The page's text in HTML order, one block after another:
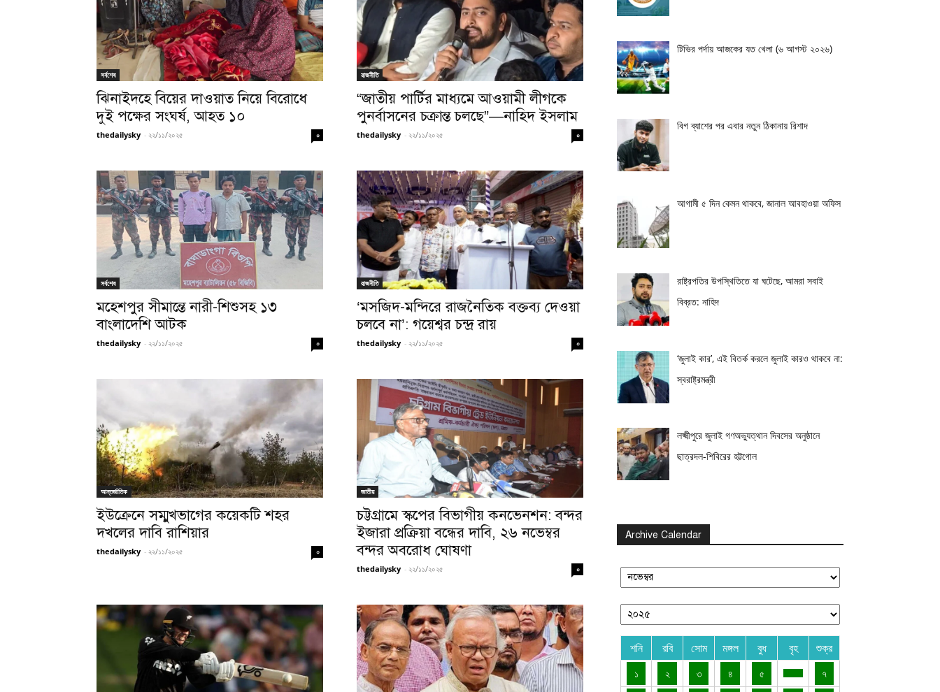
সর্বশেষ
ঝিনাইদহে বিয়ের দাওয়াত নিয়ে বিরোধে
দুই পক্ষের সংঘর্ষ, আহত ১০
thedailysky - ২২/১১/২০২৫ ০
রাজনীতি
“জাতীয় পার্টির মাধ্যমে আওয়ামী লীগকে
পুনর্বাসনের চক্রান্ত চলছে”—নাহিদ ইসলাম
thedailysky - ২২/১১/২০২৫ ০
সর্বশেষ
মহেশপুর সীমান্তে নারী-শিশুসহ ১৩
বাংলাদেশি আটক
thedailysky - ২২/১১/২০২৫ ০
রাজনীতি
‘মসজিদ-মন্দিরে রাজনৈতিক বক্তব্য দেওয়া
চলবে না’: গয়েশ্বর চন্দ্র রায়
thedailysky - ২২/১১/২০২৫ ০
আন্তর্জাতিক
ইউক্রেনে সম্মুখভাগের কয়েকটি শহর
দখলের দাবি রাশিয়ার
thedailysky - ২২/১১/২০২৫ ০
জাতীয়
চট্টগ্রামে স্কপের বিভাগীয় কনভেনশন: বন্দর
ইজারা প্রক্রিয়া বন্ধের দাবি, ২৬ নভেম্বর
বন্দর অবরোধ ঘোষণা
thedailysky - ২২/১১/২০২৫ ০
টিভির পর্দায় আজকের যত খেলা (৬ আগস্ট ২০২৬)
বিগ ব্যাশের পর এবার নতুন ঠিকানায় রিশাদ
আগামী ৫ দিন কেমন থাকবে, জানাল আবহাওয়া অফিস
রাষ্ট্রপতির উপস্থিতিতে যা ঘটেছে, আমরা সবাই
বিব্রত: নাহিদ
‘জুলাই কার’, এই বিতর্ক করলে জুলাই কারও থাকবে না:
স্বরাষ্ট্রমন্ত্রী
লক্ষ্মীপুরে জুলাই গণঅভ্যুত্থান দিবসের অনুষ্ঠানে
ছাত্রদল-শিবিরের হট্টগোল
Archive Calendar
শনি রবি সোম মঙ্গল বুধ বৃহ শুক্র
১ ২ ৩ ৪ ৫
৭